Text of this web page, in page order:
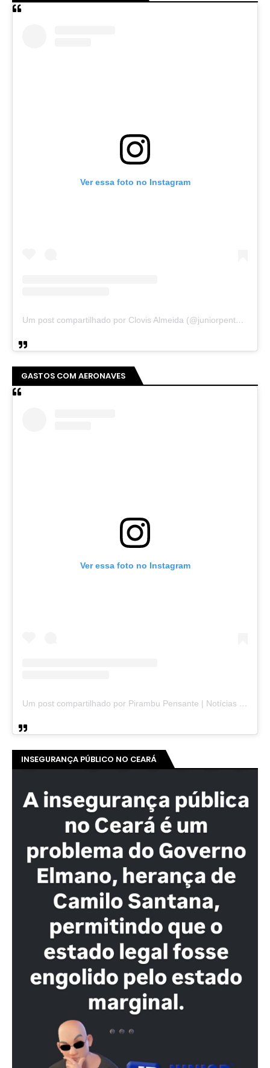
Ver essa foto no Instagram
Um post compartilhado por Clovis Almeida (@juniorpentecoste01)
GASTOS COM AERONAVES
Ver essa foto no Instagram
Um post compartilhado por Pirambu Pensante | Notícias & Entretenimento (@pirambupensante)
INSEGURANÇA PÚBLICO NO CEARÁ